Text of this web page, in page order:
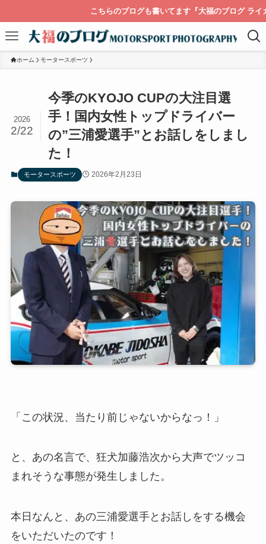
こちらのブログも書いてます『大福のブログ ライカを持って膝栗毛
ホーム モータースポーツ
今季のKYOJO CUPの大注目選
手！国内女性トップドライバー
の”三浦愛選手”とお話しをしまし
た！
2026
2/22
モータースポーツ 2026年2月23日
「この状況、当たり前じゃないからなっ！」
と、あの名言で、狂犬加藤浩次から大声でツッコ
まれそうな事態が発生しました。
本日なんと、あの三浦愛選手とお話しをする機会
をいただいたのです！